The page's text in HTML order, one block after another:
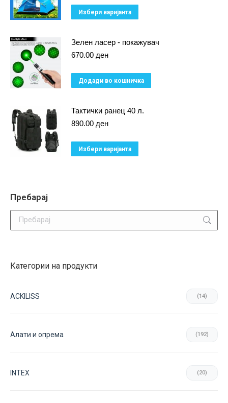
chosen
on
product
Избери варијанта
has
The
may
chosen
on
Зелен ласер - покажувач
670.00 ден
Додади во кошничка
Тактички ранец 40 л.
890.00 ден
Избери варијанта
options
Пребарај
Категории на продукти
ACKILISS (14)
Aлати и опрема (192)
INTEX (20)